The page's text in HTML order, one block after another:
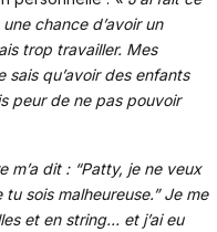
chance d’avoir un
trop travailler. Mes
qu’avoir des enfants
peur de ne pas pouvoir
m’a dit : “Patty, je ne veux
sois malheureuse.” Je me
et en string… et j’ai eu